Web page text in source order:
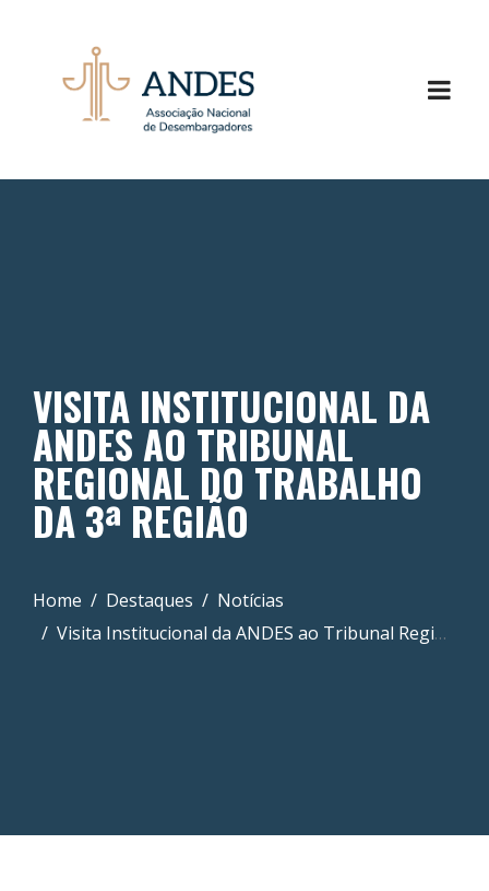
VISITA INSTITUCIONAL DA
ANDES AO TRIBUNAL
REGIONAL DO TRABALHO
DA 3ª REGIÃO
Home Destaques
Notícias
Visita Institucional da ANDES ao Tribunal Regional do Trabalho da 3ª Região